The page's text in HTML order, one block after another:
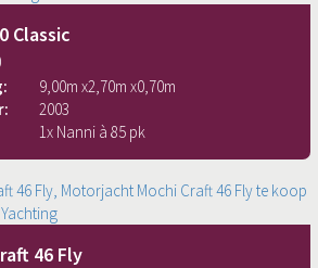
Classic
9,00m x2,70m x0,70m
2003
1x Nanni à 85 pk
46 Fly